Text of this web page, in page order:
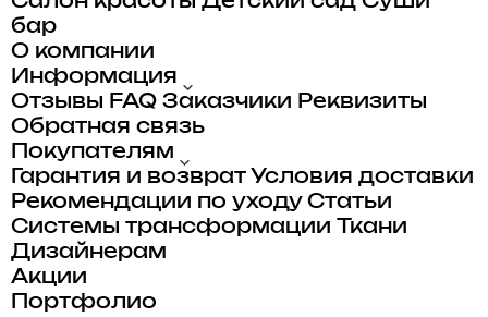
бар
О компании
Информация
Отзывы FAQ Заказчики Реквизиты
Обратная связь
Покупателям
Гарантия и возврат Условия доставки
Рекомендации по уходу Статьи
Системы трансформации
Ткани
Дизайнерам
Акции
Портфолио